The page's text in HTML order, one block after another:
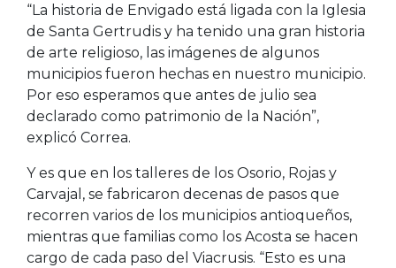
“La historia de Envigado está ligada con la Iglesia
de Santa Gertrudis y ha tenido una gran historia
de arte religioso, las imágenes de algunos
municipios fueron hechas en nuestro municipio.
Por eso esperamos que antes de julio sea
declarado como patrimonio de la Nación”,
explicó Correa.
Y es que en los talleres de los Osorio, Rojas y
Carvajal, se fabricaron decenas de pasos que
recorren varios de los municipios antioqueños,
mientras que familias como los Acosta se hacen
cargo de cada paso del Viacrusis. “Esto es una